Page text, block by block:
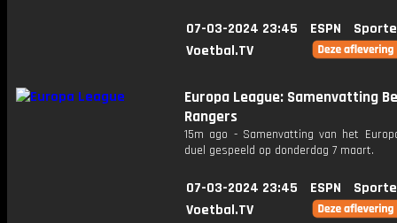
07-03-2024 23:45 ESPN
Voetbal.TV
Europa League: Samenvatting
Rangers
15m ago - Samenvatting van het
duel gespeeld op donderdag 7 maart.
07-03-2024 23:45 ESPN
Voetbal.TV